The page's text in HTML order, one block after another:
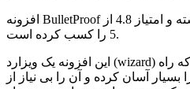
افزونه BulletProof بیش از 60000 نصب فعال داشته و امتیاز 4.8 از
5 را کسب کرده است.
این افزونه یک ویزارد (wizard) نصب اتوماتیک تک کلیکه دارد که راه
بسیار آسان کرده و آن را بی نیاز از